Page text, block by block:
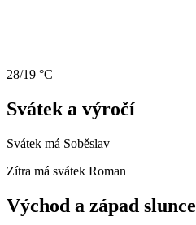
28/19 °C
Svátek a výročí
Svátek má Soběslav
Zítra má svátek Roman
Východ a západ slunce